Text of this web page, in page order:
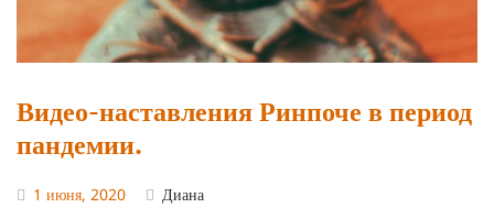
Видео-наставления Ринпоче в период
пандемии.
1 июня, 2020 Диана